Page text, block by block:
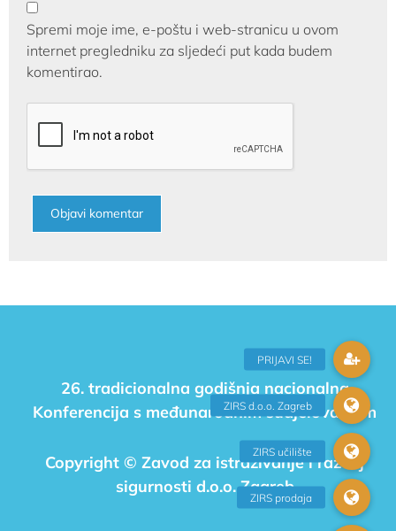
Spremi moje ime, e-poštu i web-stranicu u ovom
internet pregledniku za sljedeći put kada budem
komentirao.
26. tradicionalna godišnja nacionalna
Konferencija s međunarodnim sudjelovanjem
Copyright © Zavod za istraživanje i razvoj
sigurnosti d.o.o. Zagreb